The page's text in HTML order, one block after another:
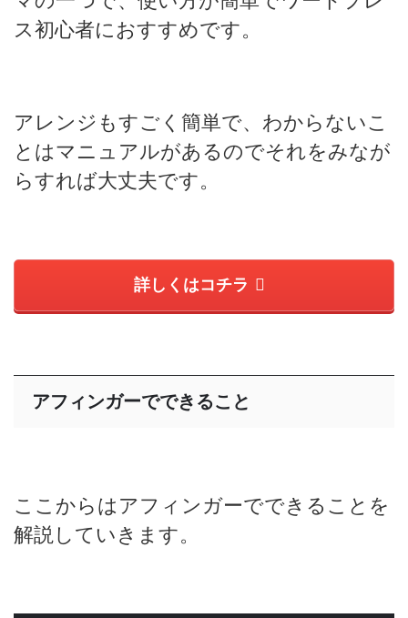
ス初心者におすすめです。
アレンジもすごく簡単で、わからないこ
とはマニュアルがあるのでそれをみなが
らすれば大丈夫です。
詳しくはコチラ
アフィンガーでできること
ここからはアフィンガーでできることを
解説していきます。